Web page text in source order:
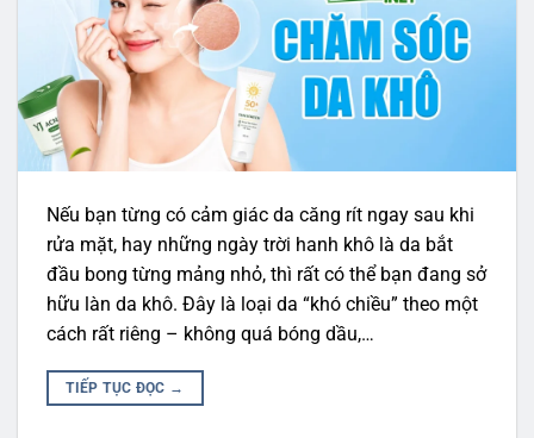
Nếu bạn từng có cảm giác da căng rít ngay sau khi
rửa mặt, hay những ngày trời hanh khô là da bắt
đầu bong từng mảng nhỏ, thì rất có thể bạn đang sở
hữu làn da khô. Đây là loại da “khó chiều” theo một
cách rất riêng – không quá bóng dầu,…
TIẾP TỤC ĐỌC →